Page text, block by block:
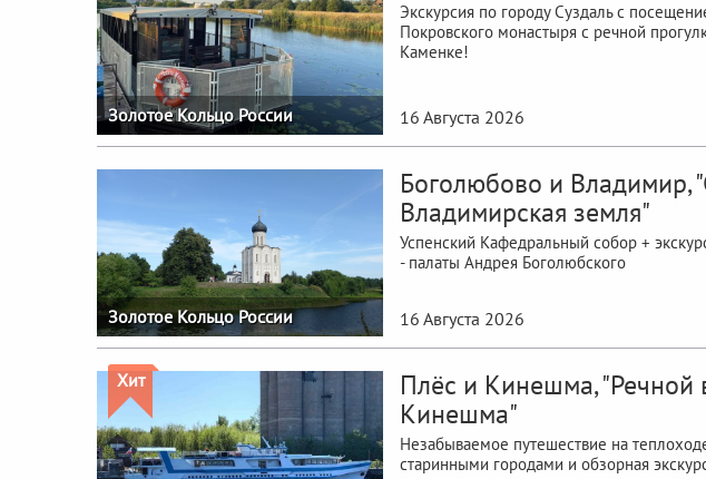
Золотое Кольцо России
Экскурсия по городу Суздаль с
Покровского монастыря с речной
Каменке!
16 Августа 2026
Золотое Кольцо России
Боголюбово и Владимир,
Владимирская земля"
Успенский Кафедральный собор +
- палаты Андрея Боголюбского
16 Августа 2026
Хит
Плёс и Кинешма, "Речной
Кинешма"
Незабываемое путешествие на
старинными городами и обзорная